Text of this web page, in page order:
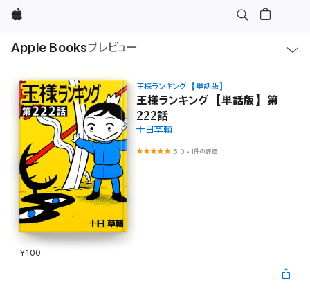
Apple
Apple Booksプレビュー
ル
王様ランキング【単話版】
王様ランキング【単話版】第
222話
十日草輔
5.0 •1件の評価
¥100